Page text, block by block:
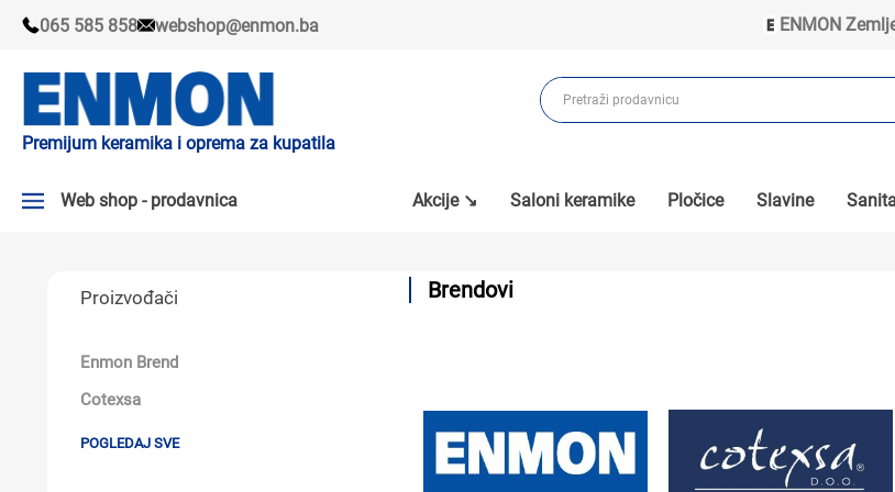
065 585 858 webshop@enmon.ba
ENMON
ENMON BIH
ENMON
Premijum keramika i oprema za kupatila
Web shop - prodavnica
PLOČICE
KADE I TUŠ KABINE
SANITARIJE
Akcije ↘ Saloni keramike Pločice Slavine
Brendovi
Proizvođači
Enmon Brend
Cotexsa
POGLEDAJ SVE